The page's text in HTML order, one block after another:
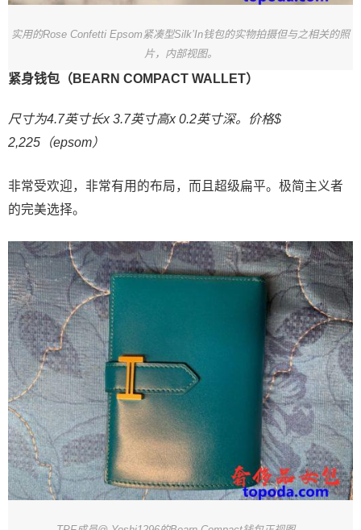
实用的Rose Confetti Epsom紧凑型Silk’In钱包的实物拍摄但与之相关的照
片，内部视图。
紧身钱包（BEARN COMPACT WALLET）
尺寸为4.7英寸长x 3.7英寸高x 0.2英寸深。价格$
2,225（epsom）
非常受欢迎，非常有用的布局，而且超级扁平。极简主义者
的完美选择。